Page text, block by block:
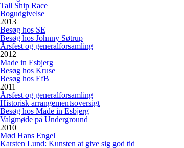
Tall Ship Race
Bogudgivelse
2013
Besøg hos SE
Besøg hos Johnny Søtrup
Årsfest og generalforsamling
2012
Made in Esbjerg
Besøg hos Kruse
Besøg hos EfB
2011
Årsfest og generalforsamling
Historisk arrangementsoversigt
Besøg hos Made in Esbjerg
Valgmøde på Underground
2010
Mød Hans Engel
Karsten Lund: Kunsten at give sig god tid